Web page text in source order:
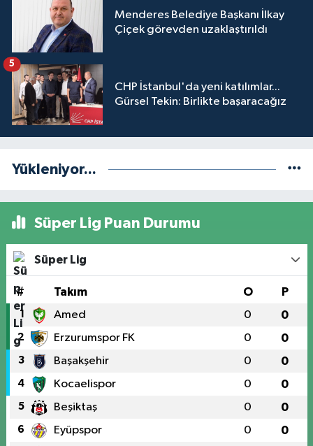
Menderes Belediye Başkanı İlkay
Çiçek görevden uzaklaştırıldı
CHP İstanbul'da yeni katılımlar...
Gürsel Tekin: Birlikte başaracağız
5
Yükleniyor...
Süper Lig Puan Durumu
Süper Lig
# Takım O P
1 Amed 0 0
2 Erzurumspor FK 0 0
3 Başakşehir 0 0
4 Kocaelispor 0 0
5 Beşiktaş 0 0
6 Eyüpspor 0 0